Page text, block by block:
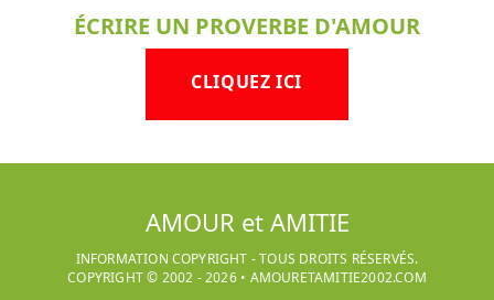
ÉCRIRE UN PROVERBE D'AMOUR
CLIQUEZ ICI
AMOUR et AMITIE
INFORMATION COPYRIGHT - TOUS DROITS RÉSERVÉS.
COPYRIGHT © 2002 -2026• AMOURETAMITIE2002.COM